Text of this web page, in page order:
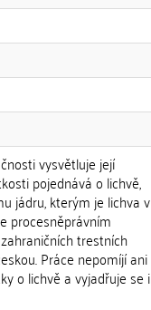
vysvětluje její
pojednává o lichvě,
jádru, kterým je lichva v
procesněprávním
trestních
Práce nepomíjí ani
o lichvě a vyjadřuje se i